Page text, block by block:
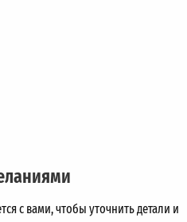
с вами, чтобы уточнить детали и